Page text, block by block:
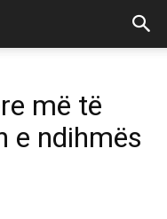
më të
e ndihmës